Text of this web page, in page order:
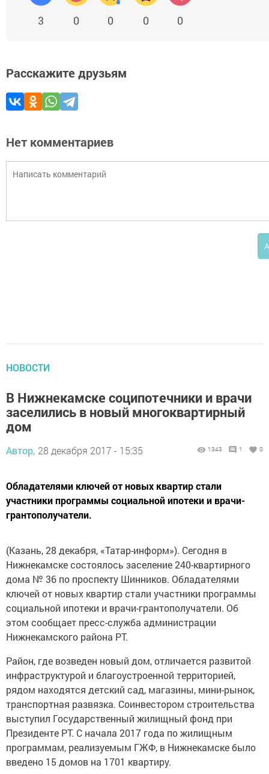
3 0 0 0 0
Расскажите друзьям
Нет комментариев
НОВОСТИ
В Нижнекамске соципотечники и врачи
заселились в новый многоквартирный
дом
Автор, 28 декабря 2017 - 15:35 1343 1 0
Обладателями ключей от новых квартир стали
участники программы социальной ипотеки и врачи-
грантополучатели.
(Казань, 28 декабря, «Татар-информ»). Сегодня в
Нижнекамске состоялось заселение 240-квартирного
дома № 36 по проспекту Шинников. Обладателями
ключей от новых квартир стали участники программы
социальной ипотеки и врачи-грантополучатели. Об
этом сообщает пресс-служба администрации
Нижнекамского района РТ.
Район, где возведен новый дом, отличается развитой
инфраструктурой и благоустроенной территорией,
рядом находятся детский сад, магазины, мини-рынок,
транспортная развязка. Соинвестором строительства
выступил Государственный жилищный фонд при
Президенте РТ. С начала 2017 года по жилищным
программам, реализуемым ГЖФ, в Нижнекамске было
введено 15 домов на 1701 квартиру.